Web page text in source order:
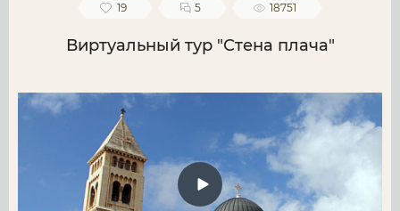
19 5 18751
Виртуальный тур "Стена плача"